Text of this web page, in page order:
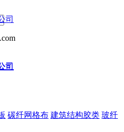
碳纤网格布 建筑结构胶类 玻纤